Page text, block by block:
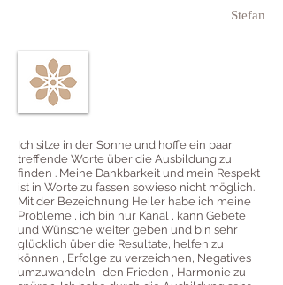
Stefan
Ich sitze in der Sonne und hoffe ein paar
treffende Worte über die Ausbildung zu
finden . Meine Dankbarkeit und mein Respekt
ist in Worte zu fassen sowieso nicht möglich.
Mit der Bezeichnung Heiler habe ich meine
Probleme , ich bin nur Kanal , kann Gebete
und Wünsche weiter geben und bin sehr
glücklich über die Resultate, helfen zu
können , Erfolge zu verzeichnen, Negatives
umzuwandeln- den Frieden , Harmonie zu